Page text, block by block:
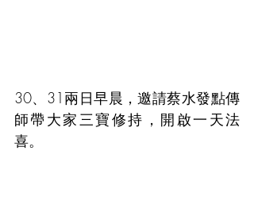
30、31兩日早晨，邀請蔡水發點傳
師帶大家三寶修持，開啟一天法
喜。